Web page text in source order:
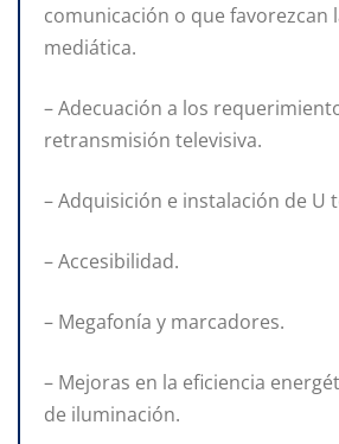
comunicación o que favorezcan
mediática.
– Adecuación a los
retransmisión televisiva.
– Adquisición e instalación de U
– Accesibilidad.
– Megafonía y marcadores.
– Mejoras en la eficiencia
de iluminación.